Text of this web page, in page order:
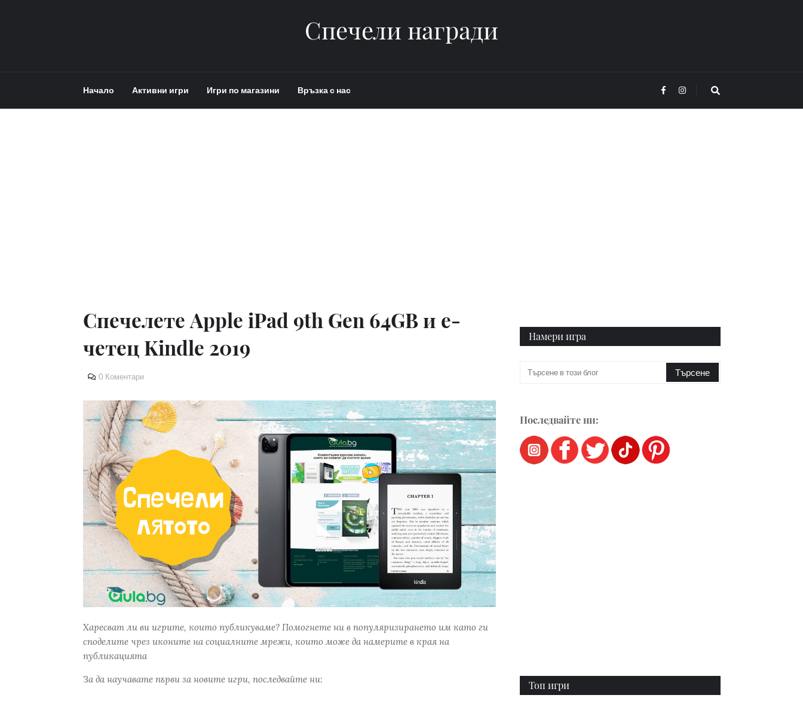
Спечели награди
Начало Активни игри Игри по магазини Връзка с нас
Спечелете Apple iPad 9th Gen 64GB и е-
четец Kindle 2019
0 Коментари
Харесват ли ви игрите, които публикуваме? Помогнете ни в популяризирането им като ги
споделите чрез иконите на социалните мрежи, които може да намерите в края на
публикацията
За да научавате първи за новите игри, последвайте ни:
Намери игра
Последвайте ни:
Топ игри